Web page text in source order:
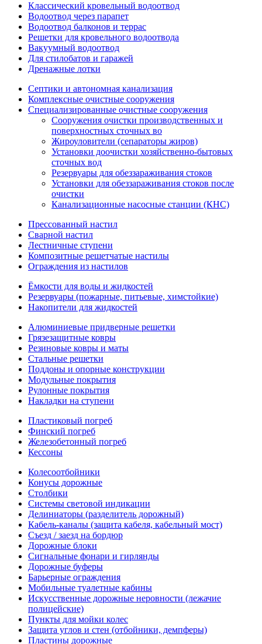
Классический кровельный водоотвод
Водоотвод через парапет
Водоотвод балконов и террас
Решетки для кровельного водоотвода
Вакуумный водоотвод
Для стилобатов и гаражей
Дренажные лотки
Септики и автономная канализация
Комплексные очистные сооружения
Специализированные очистные сооружения
Сооружения очистки производственных и
поверхностных сточных во
Жироуловители (сепараторы жиров)
Установки доочистки хозяйственно-бытовых
сточных вод
Резервуары для обеззараживания стоков
Установки для обеззараживания стоков после
очистки
Канализационные насосные станции (КНС)
Прессованный настил
Сварной настил
Лестничные ступени
Композитные решетчатые настилы
Ограждения из настилов
Ёмкости для воды и жидкостей
Резервуары (пожарные, питьевые, химстойкие)
Накопители для жидкостей
Алюминиевые придверные решетки
Грязезащитные ковры
Резиновые ковры и маты
Стальные решетки
Поддоны и опорные конструкции
Модульные покрытия
Рулонные покрытия
Накладки на ступени
Пластиковый погреб
Финский погреб
Железобетонный погреб
Кессоны
Колесоотбойники
Конусы дорожные
Столбики
Системы световой индикации
Делиниаторы (разделитель дорожный)
Кабель-каналы (защита кабеля, кабельный мост)
Съезд / заезд на бордюр
Дорожные блоки
Сигнальные фонари и гирлянды
Дорожные буферы
Барьерные ограждения
Мобильные туалетные кабины
Искусственные дорожные неровности (лежачие
полицейские)
Пункты для мойки колес
Защита углов и стен (отбойники, демпферы)
Пластины дорожные